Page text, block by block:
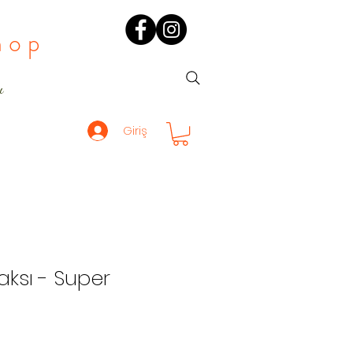
Giriş
- Super